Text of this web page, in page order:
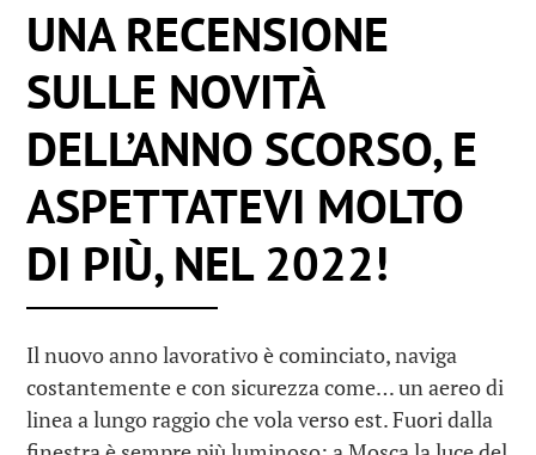
UNA RECENSIONE
SULLE NOVITÀ
DELL’ANNO SCORSO, E
ASPETTATEVI MOLTO
DI PIÙ, NEL 2022!
Il nuovo anno lavorativo è cominciato, naviga
costantemente e con sicurezza come… un aereo di
linea a lungo raggio che vola verso est. Fuori dalla